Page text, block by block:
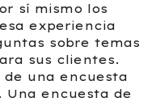
sí mismo los
experiencia
sobre temas
sus clientes.
una encuesta
Una encuesta de